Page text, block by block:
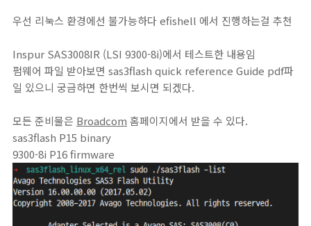
우선 리눅스 환경에선 불가능하다 efishell 에서 진행하는걸 추천
Inspur SAS3008IR (LSI 9300-8i)에서 테스트한 내용임
펌웨어 파일 받아보면 sas3flash quick reference Guide pdf파
일 있으니 궁금하면 한번씩 보시면 되겠다.
모든 준비물은 Broadcom 홈페이지에서 받을 수 있다.
sas3flash P15 binary
9300-8i P16 firmware